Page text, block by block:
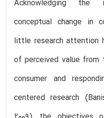
Acknowledging the
conceptual change in
little research attention
of perceived value
consumer and
centered research